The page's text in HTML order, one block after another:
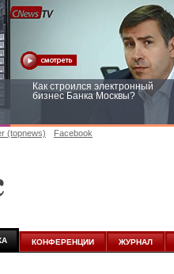
Как строился электронный
бизнес Банка Москвы?
(topnews) Facebook
КОНФЕРЕНЦИИ ЖУРНАЛ